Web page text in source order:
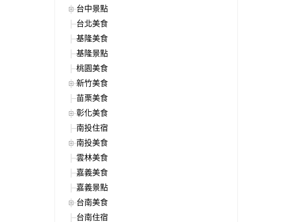
台中景點
台北美食
基隆美食
基隆景點
桃園美食
新竹美食
苗栗美食
彰化美食
南投住宿
南投美食
雲林美食
嘉義美食
嘉義景點
台南美食
台南住宿